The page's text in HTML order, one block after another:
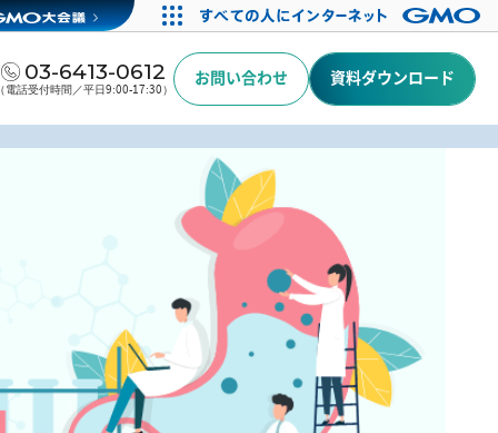
03-6413-0612
電話受付時間／平日9:00-17:30）
お問い合わせ 資料ダウンロード